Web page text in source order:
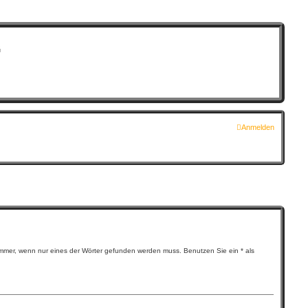
Anmelden
wenn nur eines der Wörter gefunden werden muss. Benutzen Sie ein * als